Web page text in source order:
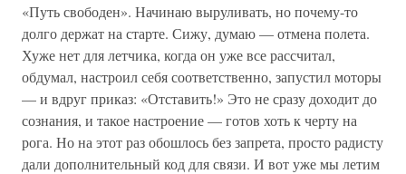
«Путь свободен». Начинаю выруливать, но почему-то
долго держат на старте. Сижу, думаю — отмена полета.
Хуже нет для летчика, когда он уже все рассчитал,
обдумал, настроил себя соответственно, запустил моторы
— и вдруг приказ: «Отставить!» Это не сразу доходит до
сознания, и такое настроение — готов хоть к черту на
рога. Но на этот раз обошлось без запрета, просто радисту
дали дополнительный код для связи. И вот уже мы летим